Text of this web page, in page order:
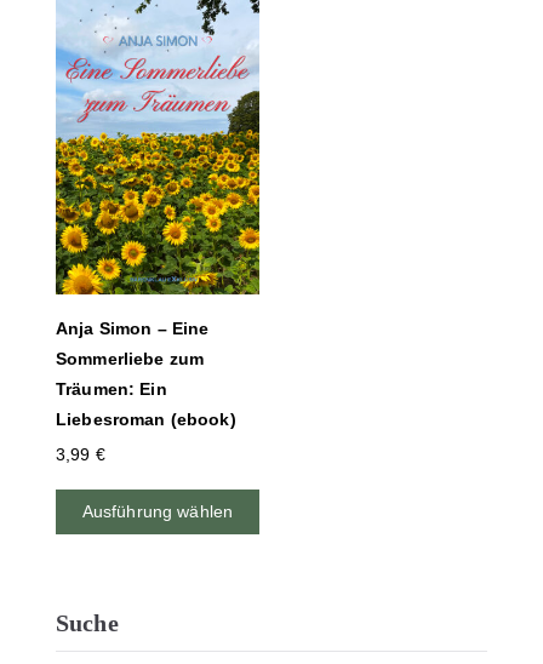
Anja Simon – Eine
Sommerliebe zum
Träumen: Ein
Liebesroman (ebook)
3,99 €
Ausführung wählen
Suche